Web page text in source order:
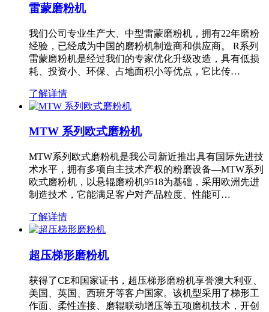
雷蒙磨粉机
我们公司专业生产大、中型雷蒙磨粉机，拥有22年磨粉
经验，已经成为中国的磨粉机制造商和供应商。 R系列
雷蒙磨粉机是经过我们的专家优化升级改造，具有低损
耗、投资小、环保、占地面积小等优点，它比传…
了解详情
MTW 系列欧式磨粉机
MTW系列欧式磨粉机是我公司新近推出具有国际先进技
术水平，拥有多项自主技术产权的粉磨设备—MTW系列
欧式磨粉机，以悬辊磨粉机9518为基础，采用欧洲先进
制造技术，它能满足客户对产品粒度、性能可…
了解详情
超压梯形磨粉机
获得了CE和国家证书，超压梯形磨粉机享誉澳大利亚、
美国、英国、西班牙等客户国家。该机型采用了梯形工
作面、柔性连接、磨辊联动增压等五项磨机技术，开创